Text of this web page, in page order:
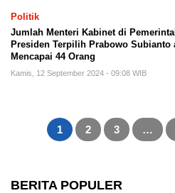
Politik
Jumlah Menteri Kabinet di
Presiden Terpilih Prabowo Subianto
Mencapai 44 Orang
Kamis, 12 September 2024 - 09:08 WIB
Paginasi
pos 1 2 3 …
BERITA POPULER